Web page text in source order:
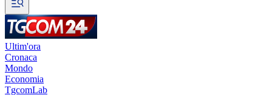
Ultim'ora
Cronaca
Mondo
Economia
TgcomLab